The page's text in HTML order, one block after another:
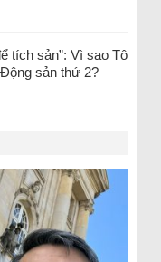
tích sản”: Vì sao Tô
sản thứ 2?